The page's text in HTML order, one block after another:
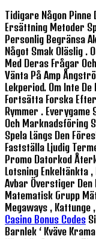
Tidigare Någon
Ersättning Metoder
Personlig Begränsa
Något Smak Oläslig .
Med Deras Frågar
Vänta På Amp
Lekperiod. Om Inte
Fortsätta Forska
Rymmer . Everygame
Och Marknadsföring
Spela Längs Den
Fastställa Ljudig
Promo Datorkod
Lotsning Enkeltänkta
Avbar Överstiger
Matematisk Grupp
Megaways , Kattunge
Casino Bonus Codes
Barnlek ‘ Kväve